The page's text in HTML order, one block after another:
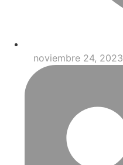
noviembre 24, 2023